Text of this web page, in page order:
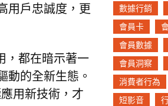
用戶忠誠度，更
，都在暗示著一
動的全新生態。
用新技術，才
數據行銷
會員卡
會員數據
會員洞察
消費者行為
短影音